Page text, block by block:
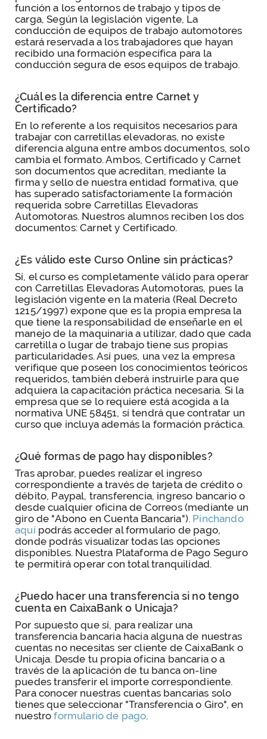
función a los entornos de trabajo y tipos de
carga, Según la legislación vigente, La
conducción de equipos de trabajo automotores
estará reservada a los trabajadores que hayan
recibido una formación específica para la
conducción segura de esos equipos de trabajo.
¿Cuál es la diferencia entre Carnet y
Certificado?
En lo referente a los requisitos necesarios para
trabajar con carretillas elevadoras, no existe
diferencia alguna entre ambos documentos, solo
cambia el formato. Ambos, Certificado y Carnet
son documentos que acreditan, mediante la
firma y sello de nuestra entidad formativa, que
has superado satisfactoriamente la formación
requerida sobre Carretillas Elevadoras
Automotoras. Nuestros alumnos reciben los dos
documentos: Carnet y Certificado.
¿Es válido este Curso Online sin prácticas?
Sí, el curso es completamente válido para operar
con Carretillas Elevadoras Automotoras, pues la
legislación vigente en la materia (Real Decreto
1215/1997) expone que es la propia empresa la
que tiene la responsabilidad de enseñarle en el
manejo de la maquinaria a utilizar, dado que cada
carretilla o lugar de trabajo tiene sus propias
particularidades. Así pues, una vez la empresa
verifique que poseen los conocimientos teóricos
requeridos, también deberá instruirle para que
adquiera la capacitación práctica necesaria. Si la
empresa que se lo requiere está acogida a la
normativa UNE 58451, sí tendrá que contratar un
curso que incluya además la formación práctica.
¿Qué formas de pago hay disponibles?
Tras aprobar, puedes realizar el ingreso
correspondiente a través de tarjeta de crédito o
débito, Paypal, transferencia, ingreso bancario o
desde cualquier oficina de Correos (mediante un
giro de "Abono en Cuenta Bancaria"). Pinchando
aquípodrás acceder al formulario de pago,
donde podrás visualizar todas las opciones
disponibles. Nuestra Plataforma de Pago Seguro
te permitirá operar con total tranquilidad.
¿Puedo hacer una transferencia si no tengo
cuenta en CaixaBank o Unicaja?
Por supuesto que sí, para realizar una
transferencia bancaria hacia alguna de nuestras
cuentas no necesitas ser cliente de CaixaBank o
Unicaja. Desde tu propia oficina bancaria o a
través de la aplicación de tu banca on-line
puedes transferir el importe correspondiente.
Para conocer nuestras cuentas bancarias solo
tienes que seleccionar "Transferencia o Giro", en
nuestroformulario de pago.